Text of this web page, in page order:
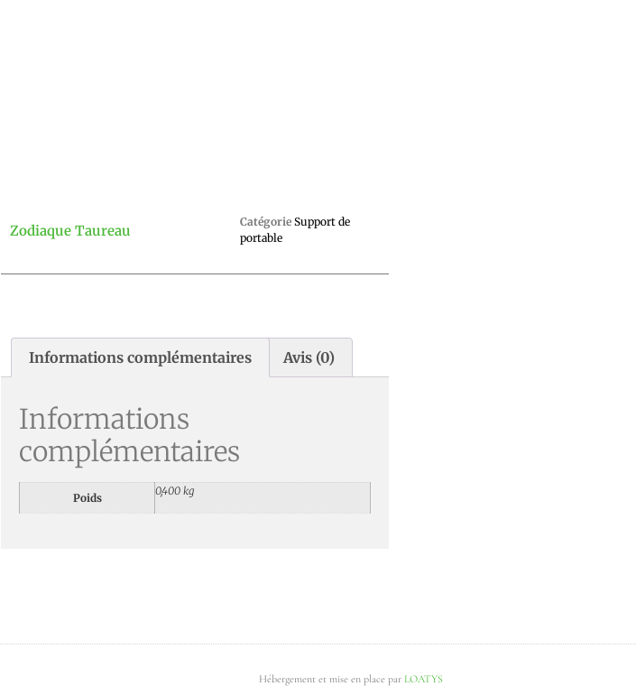
Zodiaque Taureau Catégorie Support de
portable
Informations complémentaires Avis (0)
Informations
complémentaires
Poids
0,400 kg
Hébergement et mise en place par LOATYS